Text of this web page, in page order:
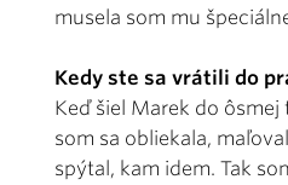
musela som mu
Kedy ste sa vrátili do
Keď šiel Marek do ôsmej
som sa obliekala,
spýtal, kam idem. Tak